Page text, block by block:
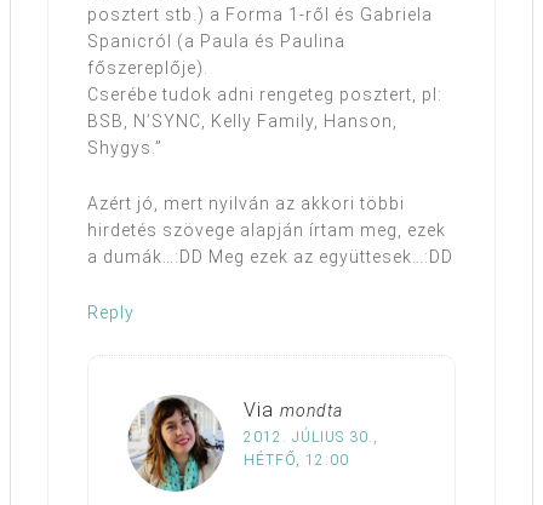
posztert stb.) a Forma 1-ről és Gabriela
Spanicról (a Paula és Paulina
főszereplője).
Cserébe tudok adni rengeteg posztert, pl:
BSB, N’SYNC, Kelly Family, Hanson,
Shygys.”
Azért jó, mert nyilván az akkori többi
hirdetés szövege alapján írtam meg, ezek
a dumák…:DD Meg ezek az együttesek…:DD
Reply
Via mondta
2012. JÚLIUS 30.,
HÉTFŐ, 12:00